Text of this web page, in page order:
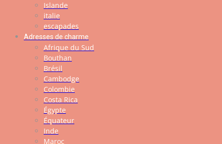
Islande
italie
escapades
Adresses de charme
Afrique du Sud
Bouthan
Brésil
Cambodge
Colombie
Costa Rica
Égypte
Équateur
Inde
Maroc